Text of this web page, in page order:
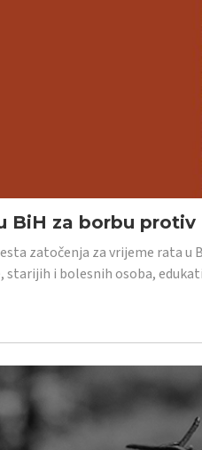
BiH za borbu
zatočenja za vrijeme rata u
starijih i bolesnih osoba,